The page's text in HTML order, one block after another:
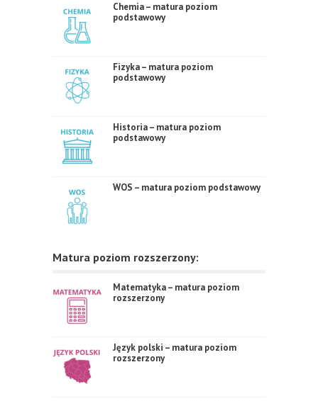
Chemia – matura poziom
podstawowy
Fizyka – matura poziom
podstawowy
Historia – matura poziom
podstawowy
WOS – matura poziom podstawowy
Matura poziom rozszerzony:
Matematyka – matura poziom
rozszerzony
Język polski – matura poziom
rozszerzony